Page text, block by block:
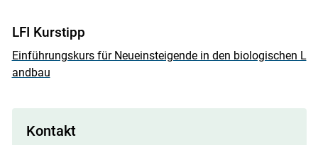
LFI Kurstipp
Einführungskurs für Neueinsteigende in den biologischen L
andbau
Kontakt